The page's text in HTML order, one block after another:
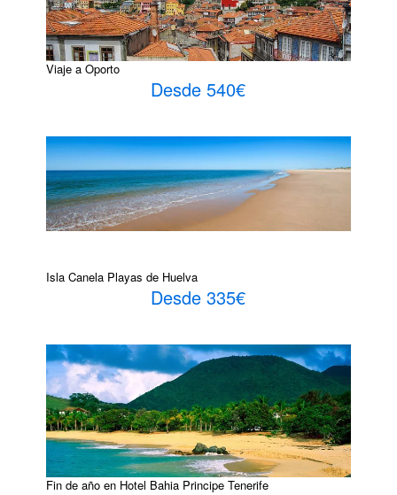
Viaje a Oporto
Desde 540€
Isla Canela Playas de Huelva
Desde 335€
Fin de año en Hotel Bahia Principe Tenerife